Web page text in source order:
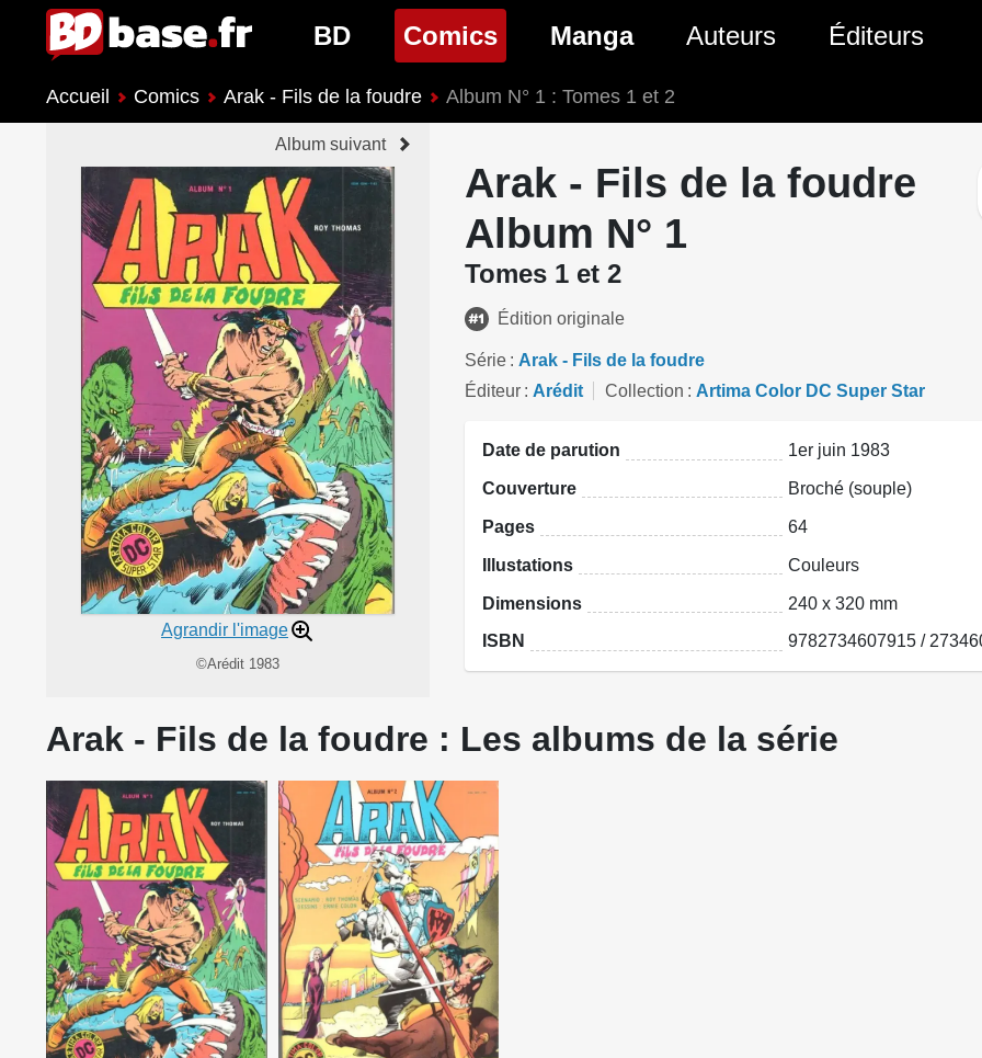
BD
Nouveautés BD
Prochaines sorties BD
Genres BD
Comics(page courante)
Nouveautés Comics
Genres Comics
Manga
Nouveautés Manga
Auteurs Éditeurs
Accueil Comics Arak - Fils de la foudre Album N° 1 : Tomes 1 et 2
Album suivant
Agrandir l'image
©Arédit 1983
Arak - Fils de la foudre
Album N° 1
Tomes 1 et 2
Édition originale
Série
Arak - Fils de la foudre
Éditeur
Arédit Collection Artima Color DC Super Star
Date de parution 1er juin 1983
Couverture Broché (souple)
Pages 64
Illustations Couleurs
Dimensions 240 x 320 mm
ISBN 9782734607915 /
Arak - Fils de la foudre : Les albums de la série